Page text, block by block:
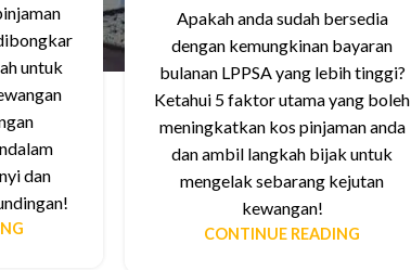
untuk
dan
Apakah anda sudah bersedia
dengan kemungkinan bayaran
bulanan LPPSA yang lebih tinggi?
Ketahui 5 faktor utama yang boleh
meningkatkan kos pinjaman anda
dan ambil langkah bijak untuk
mengelak sebarang kejutan
kewangan!
CONTINUE READING